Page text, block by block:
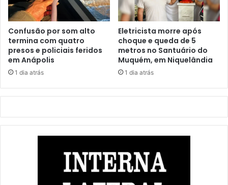
Confusão por som alto
termina com quatro
presos e policiais feridos
em Anápolis
1 dia atrás
Eletricista morre após
choque e queda de 5
metros no Santuário do
Muquém, em Niquelândia
1 dia atrás